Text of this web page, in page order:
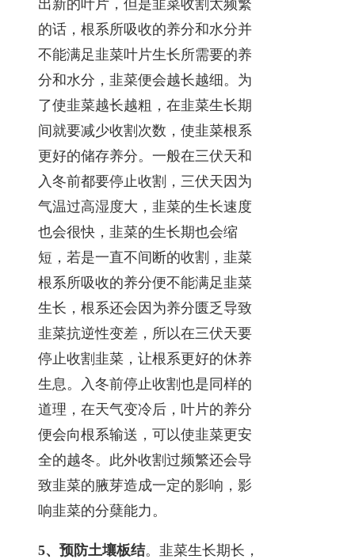
出新的叶片，但是韭菜收割太频繁
的话，根系所吸收的养分和水分并
不能满足韭菜叶片生长所需要的养
分和水分，韭菜便会越长越细。为
了使韭菜越长越粗，在韭菜生长期
间就要减少收割次数，使韭菜根系
更好的储存养分。一般在三伏天和
入冬前都要停止收割，三伏天因为
气温过高湿度大，韭菜的生长速度
也会很快，韭菜的生长期也会缩
短，若是一直不间断的收割，韭菜
根系所吸收的养分便不能满足韭菜
生长，根系还会因为养分匮乏导致
韭菜抗逆性变差，所以在三伏天要
停止收割韭菜，让根系更好的休养
生息。入冬前停止收割也是同样的
道理，在天气变冷后，叶片的养分
便会向根系输送，可以使韭菜更安
全的越冬。此外收割过频繁还会导
致韭菜的腋芽造成一定的影响，影
响韭菜的分蘖能力。
5、预防土壤板结。韭菜生长期长，